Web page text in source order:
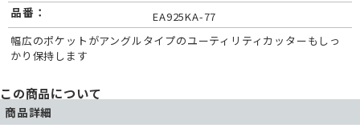
品番：
EA925KA-77
幅広のポケットがアングルタイプのユーティリティカッターもしっ
かり保持します
この商品について
商品詳細